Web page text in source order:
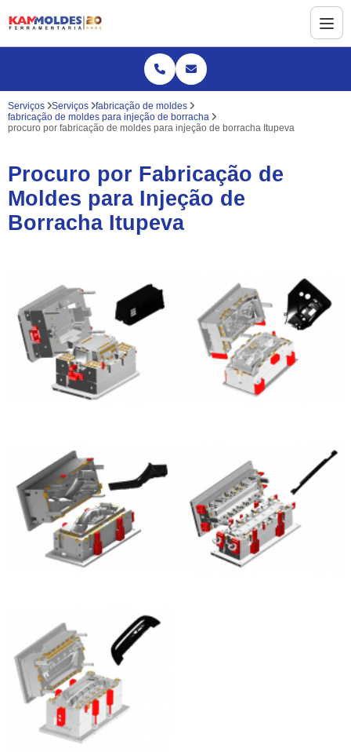
Serviços Serviços
fabricação de moldes
fabricação de moldes para injeção de borracha
procuro por fabricação de moldes para injeção de borracha Itupeva
Procuro por Fabricação de
Moldes para Injeção de
Borracha Itupeva